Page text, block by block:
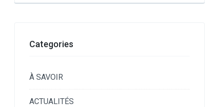
Categories
À SAVOIR
ACTUALITÉS